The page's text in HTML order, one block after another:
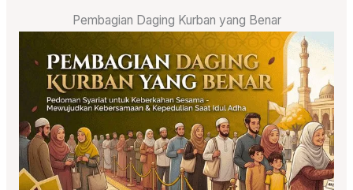
Pembagian Daging Kurban yang Benar